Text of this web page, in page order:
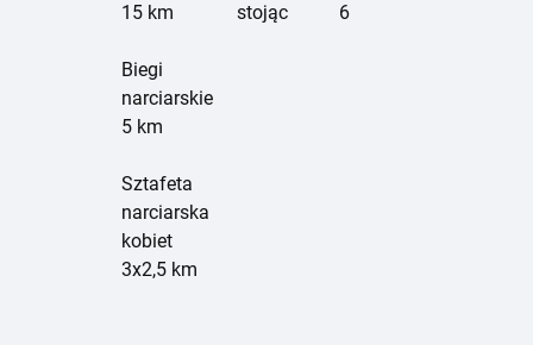
15 km
Biegi
narciarskie
5 km
Sztafeta
narciarska
kobiet
3x2,5 km
stojąc 6